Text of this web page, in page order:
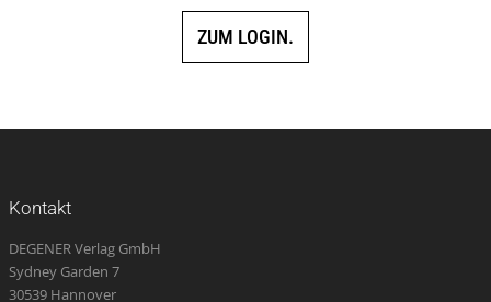
ZUM LOGIN.
Kontakt
DEGENER Verlag GmbH
Sydney Garden 7
30539 Hannover